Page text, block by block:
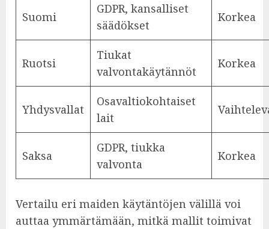
Suomi
GDPR, kansalliset
säädökset
Korkea
Ruotsi
Tiukat
valvontakäytännöt
Korkea
Yhdysvallat
Osavaltiokohtaiset
lait
Saksa
GDPR, tiukka
valvonta
Korkea
Vertailu eri maiden käytäntöjen välillä voi
auttaa ymmärtämään, mitkä mallit toimivat